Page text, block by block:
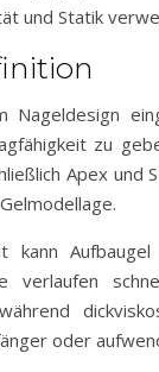
und Statik
Nageldesign
zu
Apex
kann
verlaufen
während
oder